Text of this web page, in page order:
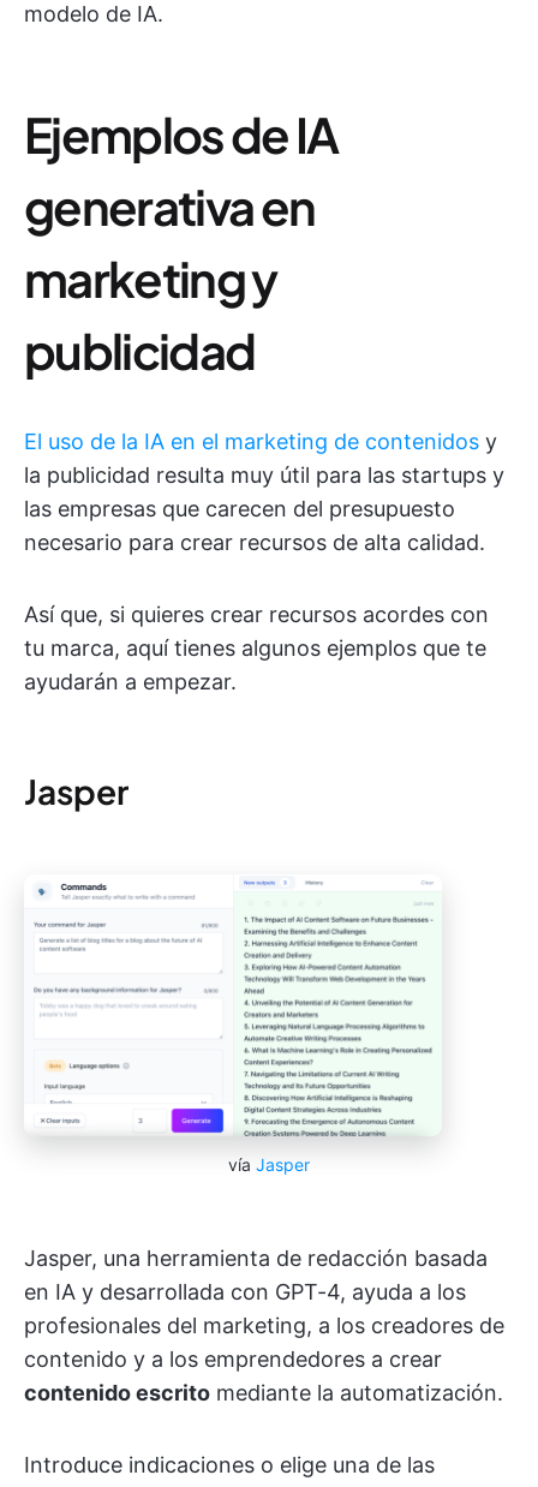
modelo de IA.
Ejemplos de IA
generativa en
marketing y
publicidad
El uso de la IA en el marketing de contenidos y
la publicidad resulta muy útil para las startups y
las empresas que carecen del presupuesto
necesario para crear recursos de alta calidad.
Así que, si quieres crear recursos acordes con
tu marca, aquí tienes algunos ejemplos que te
ayudarán a empezar.
Jasper
vía Jasper
Jasper, una herramienta de redacción basada
en IA y desarrollada con GPT-4, ayuda a los
profesionales del marketing, a los creadores de
contenido y a los emprendedores a crear
contenido escrito mediante la automatización.
Introduce indicaciones o elige una de las